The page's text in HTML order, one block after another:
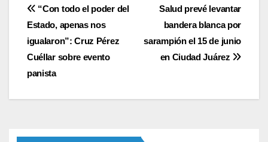
Navegación
de
entradas
Salud prevé levantar
bandera blanca por
sarampión el 15 de junio
en Ciudad Juárez
“Con todo el poder del
Estado, apenas nos
igualaron”: Cruz Pérez
Cuéllar sobre evento
panista